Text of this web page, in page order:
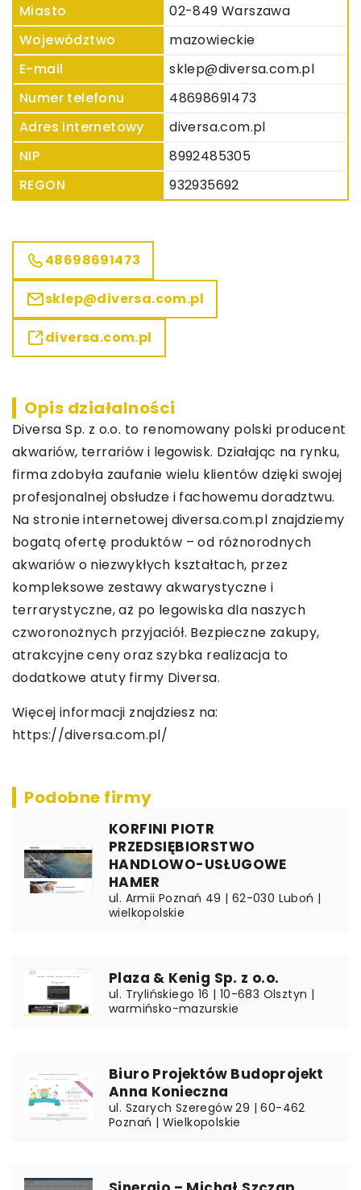
Miasto
02-849 Warszawa
Województwo
mazowieckie
E-mail
sklep@diversa.com.pl
Numer telefonu
48698691473
Adres internetowy
diversa.com.pl
NIP
8992485305
REGON
932935692
48698691473
sklep@diversa.com.pl
diversa.com.pl
Opis działalności
Diversa Sp. z o.o. to renomowany polski producent
akwariów, terrariów i legowisk. Działając na rynku,
firma zdobyła zaufanie wielu klientów dzięki swojej
profesjonalnej obsłudze i fachowemu doradztwu.
Na stronie internetowej diversa.com.pl znajdziemy
bogatą ofertę produktów – od różnorodnych
akwariów o niezwykłych kształtach, przez
kompleksowe zestawy akwarystyczne i
terrarystyczne, aż po legowiska dla naszych
czworonożnych przyjaciół. Bezpieczne zakupy,
atrakcyjne ceny oraz szybka realizacja to
dodatkowe atuty firmy Diversa.
Więcej informacji znajdziesz na:
https://diversa.com.pl/
Podobne firmy
KORFINI PIOTR
PRZEDSIĘBIORSTWO
HANDLOWO-USŁUGOWE
HAMER
ul. Armii Poznań 49 | 62-030 Luboń |
wielkopolskie
Plaza & Kenig Sp. z o.o.
ul. Trylińskiego 16 | 10-683 Olsztyn |
warmińsko-mazurskie
Biuro Projektów Budoprojekt
Anna Konieczna
ul. Szarych Szeregów 29 | 60-462
Poznań | Wielkopolskie